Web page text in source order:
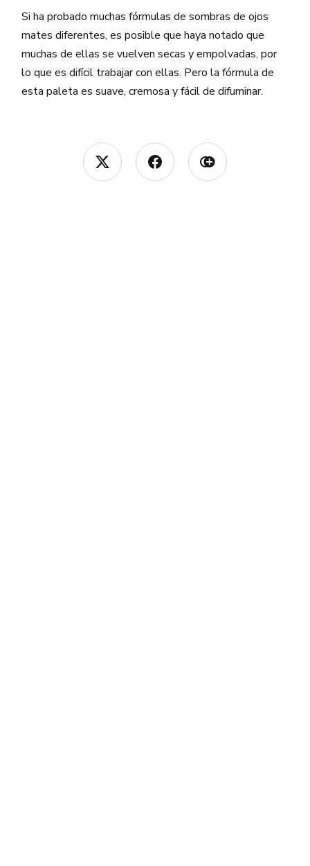
Si ha probado muchas fórmulas de sombras de ojos
mates diferentes, es posible que haya notado que
muchas de ellas se vuelven secas y empolvadas, por
lo que es difícil trabajar con ellas. Pero la fórmula de
esta paleta es suave, cremosa y fácil de difuminar.